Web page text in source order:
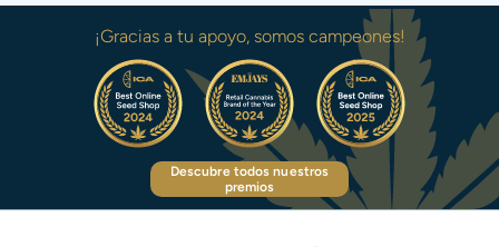
¡Gracias a tu apoyo, somos campeones!
Descubre todos nuestros
premios